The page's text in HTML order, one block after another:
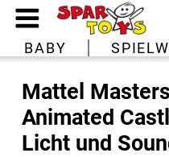
BABY
Mattel
Animated
Licht und